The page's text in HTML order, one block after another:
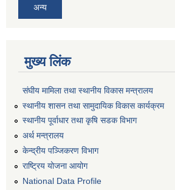
अन्य
मुख्य लिंक
संघीय मामिला तथा स्थानीय विकास मन्त्रालय
स्थानीय शासन तथा सामुदायिक विकास कार्यक्रम
स्थानीय पूर्वाधार तथा कृषि सडक विभाग
अर्थ मन्त्रालय
केन्द्रीय पञ्जिकरण विभाग
राष्ट्रिय योजना आयोग
National Data Profile